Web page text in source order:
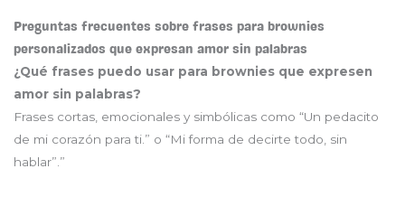
Preguntas frecuentes sobre frases para brownies
personalizados que expresan amor sin palabras
¿Qué frases puedo usar para brownies que expresen
amor sin palabras?
Frases cortas, emocionales y simbólicas como “Un pedacito
de mi corazón para ti.” o “Mi forma de decirte todo, sin
hablar”.”